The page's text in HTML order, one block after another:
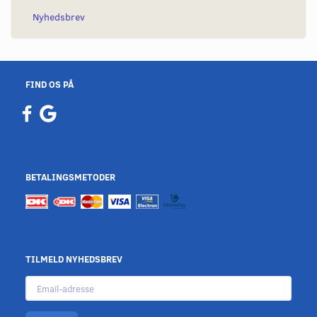
Nyhedsbrev
FIND OS PÅ
BETALINGSMETODER
TILMELD NYHEDSBREV
Email-
adresse